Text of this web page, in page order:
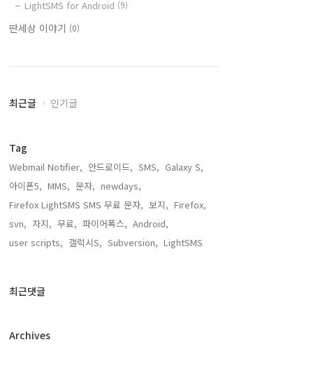
LightSMS for Android (9)
딴세상 이야기 (0)
최
과
기
글
최근글 인기글
Tag
Webmail Notifier, 안드로이드, SMS, Galaxy S,
아이폰5, MMS, 문자, newdays,
Firefox LightSMS SMS 무료 문자, 보지, Firefox,
svn, 자지, 무료, 파이어폭스, Android,
user scripts, 갤럭시S, Subversion, LightSMS,
최근댓글
Archives